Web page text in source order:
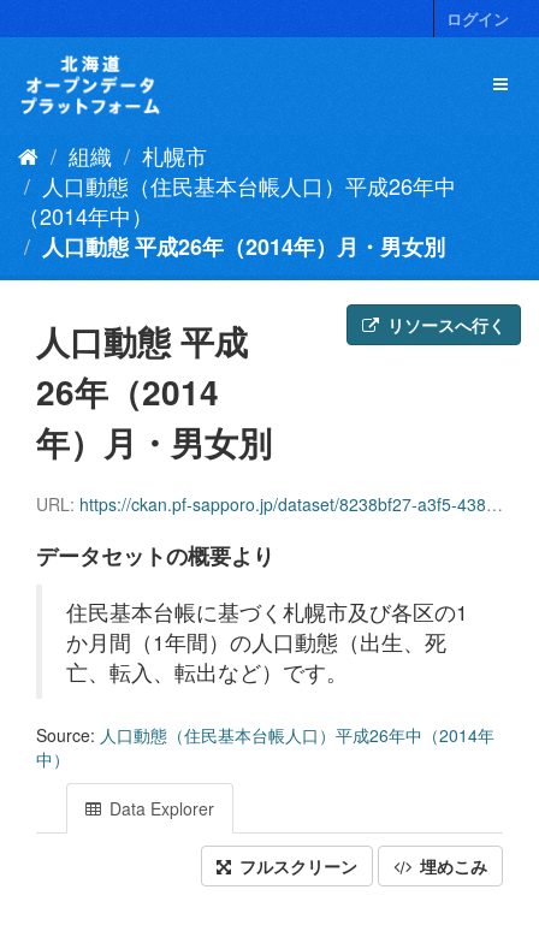
キ
ログイン
組織
札幌市
人口動態（住民基本台帳人口）平成26年中
（2014年中）
人口動態 平成26年（2014年）月・男女別
リソースへ行く
人口動態 平成
26年（2014
年）月・男女別
URL: https://ckan.pf-sapporo.jp/dataset/8238bf27-a3f5-4386-b57c-8faa5e2c710a/resource/52927931-1ca5-455b-86d3-b0b5997ed9ba/download/dotai2014tsukibetsu.csv
データセットの概要より
住民基本台帳に基づく札幌市及び各区の1
か月間（1年間）の人口動態（出生、死
亡、転入、転出など）です。
Source: 人口動態（住民基本台帳人口）平成26年中（2014年
中）
Data Explorer
フルスクリーン 埋めこみ